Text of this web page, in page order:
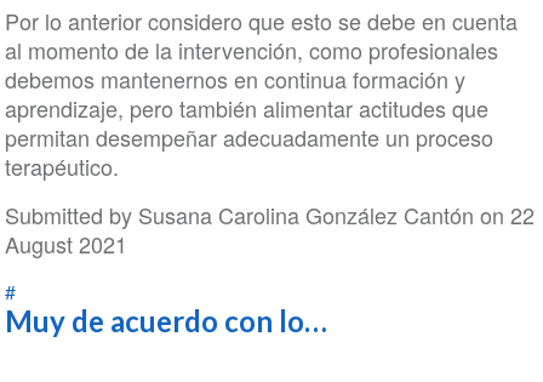
Por lo anterior considero que esto se debe en cuenta
al momento de la intervención, como profesionales
debemos mantenernos en continua formación y
aprendizaje, pero también alimentar actitudes que
permitan desempeñar adecuadamente un proceso
terapéutico.
Submitted by Susana Carolina González Cantón on 22
August 2021
#
Muy de acuerdo con lo…